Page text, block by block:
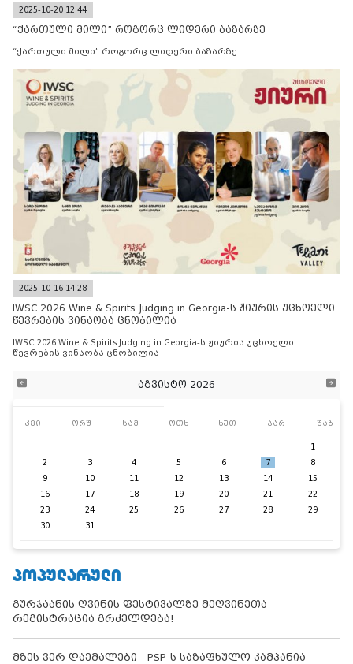
2025-10-20 12:44
“ქართული მილი” როგორც ლიდერი ბაზარზე
“ქართული მილი” როგორც ლიდერი ბაზარზე
2025-10-16 14:28
IWSC 2026 Wine & Spirits Judging in Georgia-ს ჟიურის უცხოელი
წევრების ვინაობა ცნობილია
IWSC 2026 Wine & Spirits Judging in Georgia-ს ჟიურის უცხოელი
წევრების ვინაობა ცნობილია
აგვისტო 2026
კვი ორშ სამ ოთხ ხუთ პარ შაბ
1
2
3 4 5 6 7
8
9
10 11 12 13 14
15
16
17 18 19 20 21
22
23
24 25 26 27 28
29
30
31
ᲞᲝᲞᲣᲚᲐᲠᲣᲚᲘ
გურჯაანის ღვინის ფესტივალზე მეღვინეთა
რეგისტრაცია გრძელდება!
მზეს ვერ დაემალები - PSP-ს საზაფხულო კამპანია